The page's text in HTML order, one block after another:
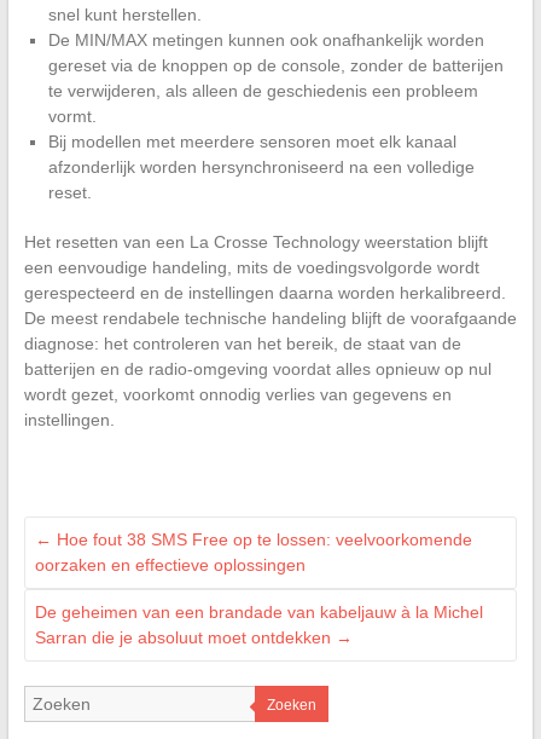
snel kunt herstellen.
De MIN/MAX metingen kunnen ook onafhankelijk worden
gereset via de knoppen op de console, zonder de batterijen
te verwijderen, als alleen de geschiedenis een probleem
vormt.
Bij modellen met meerdere sensoren moet elk kanaal
afzonderlijk worden hersynchroniseerd na een volledige
reset.
Het resetten van een La Crosse Technology weerstation blijft
een eenvoudige handeling, mits de voedingsvolgorde wordt
gerespecteerd en de instellingen daarna worden herkalibreerd.
De meest rendabele technische handeling blijft de voorafgaande
diagnose: het controleren van het bereik, de staat van de
batterijen en de radio-omgeving voordat alles opnieuw op nul
wordt gezet, voorkomt onnodig verlies van gegevens en
instellingen.
← Hoe fout 38 SMS Free op te lossen: veelvoorkomende
oorzaken en effectieve oplossingen
De geheimen van een brandade van kabeljauw à la Michel
Sarran die je absoluut moet ontdekken →
Zoeken